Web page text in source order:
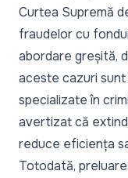
Curtea Supremă
fraudelor cu
abordare greșită,
aceste cazuri
specializate în
avertizat că
reduce eficiența
Totodată,